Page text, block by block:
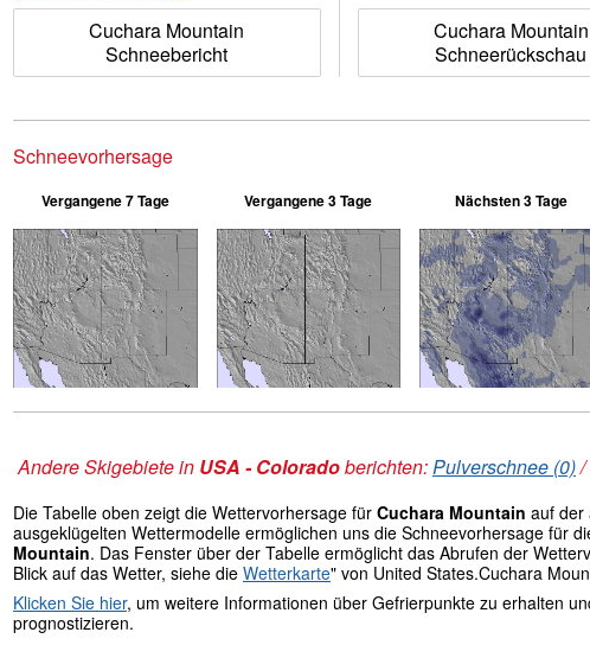
Cuchara Mountain
Schneebericht
Cuchara Mountain
Schneerückschau
Schneevorhersage
Vergangene 7 Tage Vergangene 3 Tage Nächsten 3 Tage
Andere Skigebiete in USA - Coloradoberichten:Pulverschnee (0)/
Die Tabelle oben zeigt die Wettervorhersage für Cuchara Mountain auf der
ausgeklügelten Wettermodelle ermöglichen uns die Schneevorhersage für
Mountain. Das Fenster über der Tabelle ermöglicht das Abrufen der
Blick auf das Wetter, siehe die Wetterkarte" von United States.Cuchara
Klicken Sie hier, um weitere Informationen über Gefrierpunkte zu erhalten
prognostizieren.